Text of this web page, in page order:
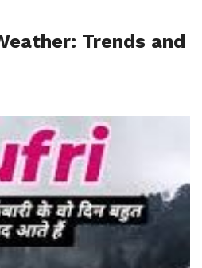
Trends and